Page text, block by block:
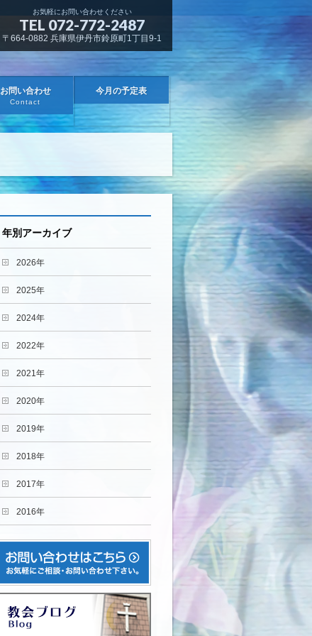
お気軽にお問い合わせください
TEL 072-772-2487
〒664-0882 兵庫県伊丹市鈴原町1丁目9-1
お問い合わせ
Contact
今月の予定表
年別アーカイブ
2026年
2025年
2024年
2022年
2021年
2020年
2019年
2018年
2017年
2016年